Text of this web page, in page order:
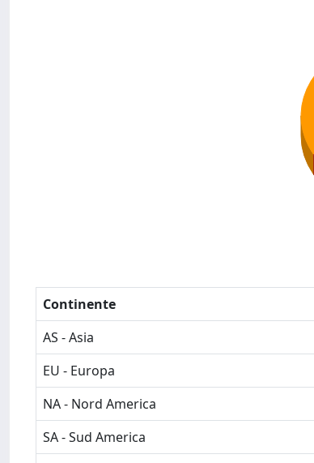
Continente
AS - Asia
EU - Europa
NA - Nord America
SA - Sud America